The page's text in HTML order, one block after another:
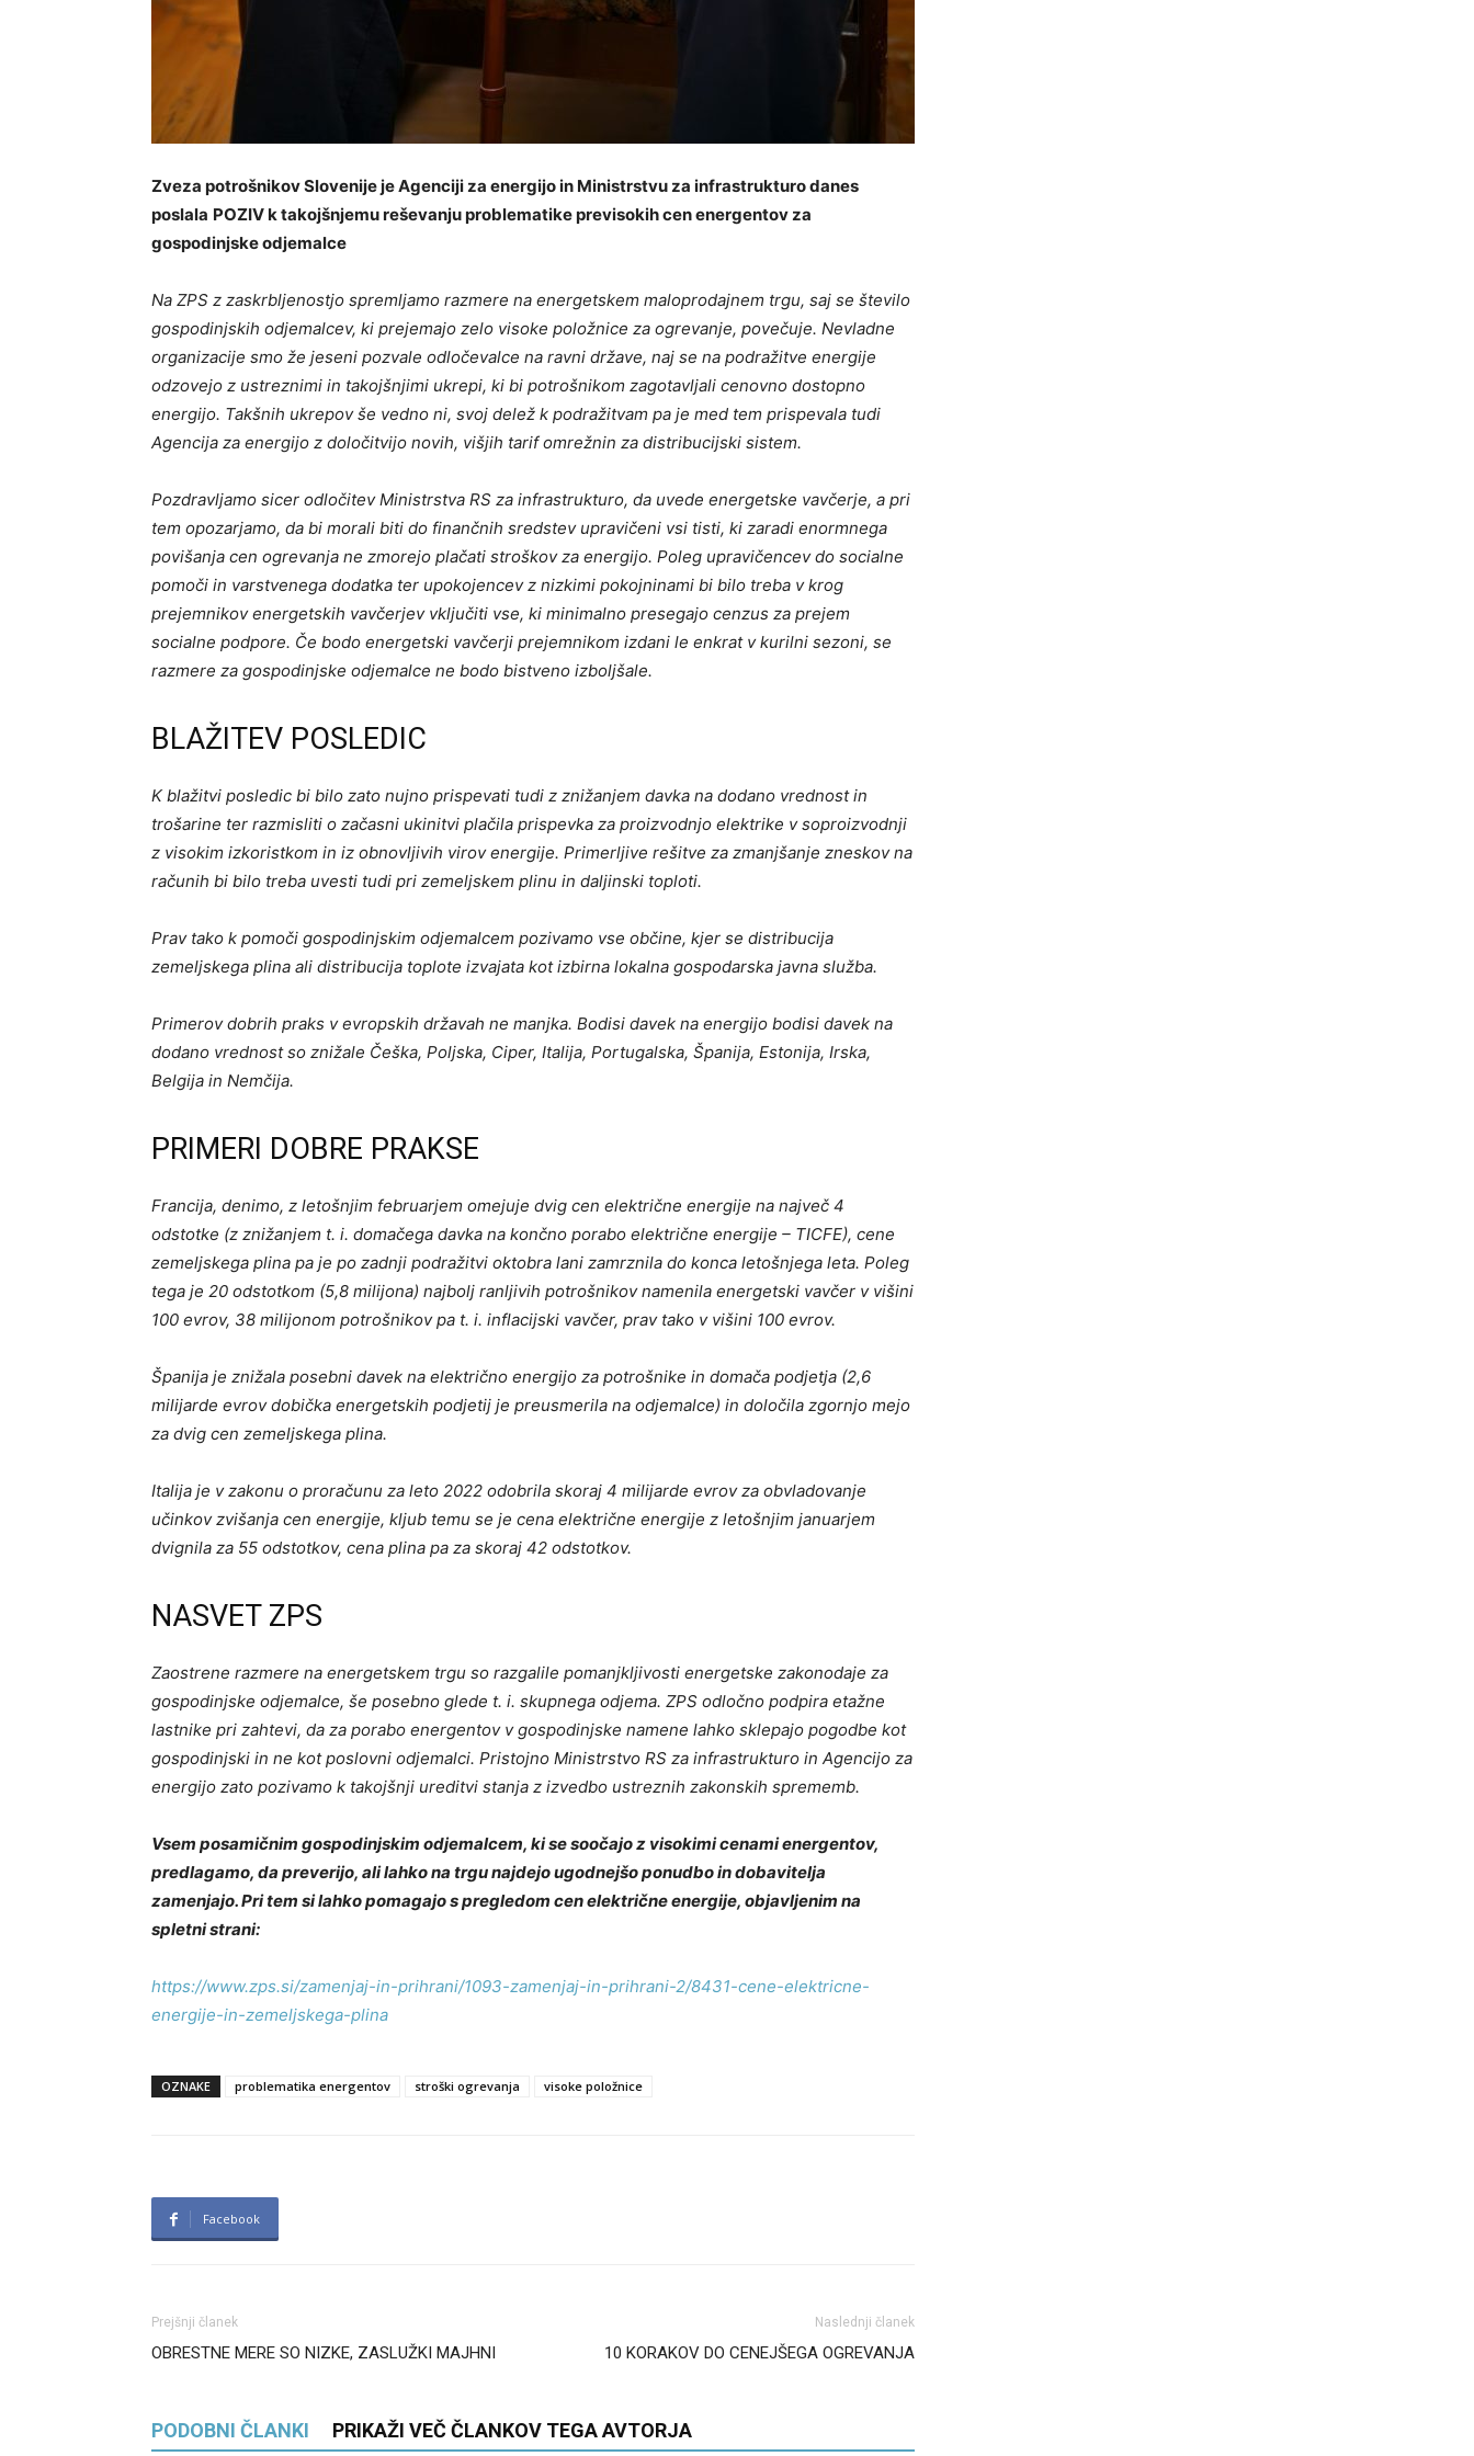
Zveza potrošnikov Slovenije je Agenciji za energijo in Ministrstvu za infrastrukturo danes
poslala POZIV k takojšnjemu reševanju problematike previsokih cen energentov za
gospodinjske odjemalce
Na ZPS z zaskrbljenostjo spremljamo razmere na energetskem maloprodajnem trgu, saj se število
gospodinjskih odjemalcev, ki prejemajo zelo visoke položnice za ogrevanje, povečuje. Nevladne
organizacije smo že jeseni pozvale odločevalce na ravni države, naj se na podražitve energije
odzovejo z ustreznimi in takojšnjimi ukrepi, ki bi potrošnikom zagotavljali cenovno dostopno
energijo. Takšnih ukrepov še vedno ni, svoj delež k podražitvam pa je med tem prispevala tudi
Agencija za energijo z določitvijo novih, višjih tarif omrežnin za distribucijski sistem.
Pozdravljamo sicer odločitev Ministrstva RS za infrastrukturo, da uvede energetske vavčerje, a pri
tem opozarjamo, da bi morali biti do finančnih sredstev upravičeni vsi tisti, ki zaradi enormnega
povišanja cen ogrevanja ne zmorejo plačati stroškov za energijo. Poleg upravičencev do socialne
pomoči in varstvenega dodatka ter upokojencev z nizkimi pokojninami bi bilo treba v krog
prejemnikov energetskih vavčerjev vključiti vse, ki minimalno presegajo cenzus za prejem
socialne podpore. Če bodo energetski vavčerji prejemnikom izdani le enkrat v kurilni sezoni, se
razmere za gospodinjske odjemalce ne bodo bistveno izboljšale.
BLAŽITEV POSLEDIC
K blažitvi posledic bi bilo zato nujno prispevati tudi z znižanjem davka na dodano vrednost in
trošarine ter razmisliti o začasni ukinitvi plačila prispevka za proizvodnjo elektrike v soproizvodnji
z visokim izkoristkom in iz obnovljivih virov energije. Primerljive rešitve za zmanjšanje zneskov na
računih bi bilo treba uvesti tudi pri zemeljskem plinu in daljinski toploti.
Prav tako k pomoči gospodinjskim odjemalcem pozivamo vse občine, kjer se distribucija
zemeljskega plina ali distribucija toplote izvajata kot izbirna lokalna gospodarska javna služba.
Primerov dobrih praks v evropskih državah ne manjka. Bodisi davek na energijo bodisi davek na
dodano vrednost so znižale Češka, Poljska, Ciper, Italija, Portugalska, Španija, Estonija, Irska,
Belgija in Nemčija.
PRIMERI DOBRE PRAKSE
Francija, denimo, z letošnjim februarjem omejuje dvig cen električne energije na največ 4
odstotke (z znižanjem t. i. domačega davka na končno porabo električne energije – TICFE), cene
zemeljskega plina pa je po zadnji podražitvi oktobra lani zamrznila do konca letošnjega leta. Poleg
tega je 20 odstotkom (5,8 milijona) najbolj ranljivih potrošnikov namenila energetski vavčer v višini
100 evrov, 38 milijonom potrošnikov pa t. i. inflacijski vavčer, prav tako v višini 100 evrov.
Španija je znižala posebni davek na električno energijo za potrošnike in domača podjetja (2,6
milijarde evrov dobička energetskih podjetij je preusmerila na odjemalce) in določila zgornjo mejo
za dvig cen zemeljskega plina.
Italija je v zakonu o proračunu za leto 2022 odobrila skoraj 4 milijarde evrov za obvladovanje
učinkov zvišanja cen energije, kljub temu se je cena električne energije z letošnjim januarjem
dvignila za 55 odstotkov, cena plina pa za skoraj 42 odstotkov.
NASVET ZPS
Zaostrene razmere na energetskem trgu so razgalile pomanjkljivosti energetske zakonodaje za
gospodinjske odjemalce, še posebno glede t. i. skupnega odjema. ZPS odločno podpira etažne
lastnike pri zahtevi, da za porabo energentov v gospodinjske namene lahko sklepajo pogodbe kot
gospodinjski in ne kot poslovni odjemalci. Pristojno Ministrstvo RS za infrastrukturo in Agencijo za
energijo zato pozivamo k takojšnji ureditvi stanja z izvedbo ustreznih zakonskih sprememb.
Vsem posamičnim gospodinjskim odjemalcem, ki se soočajo z visokimi cenami energentov,
predlagamo, da preverijo, ali lahko na trgu najdejo ugodnejšo ponudbo in dobavitelja
zamenjajo. Pri tem si lahko pomagajo s pregledom cen električne energije, objavljenim na
spletni strani:
https://www.zps.si/zamenjaj-in-prihrani/1093-zamenjaj-in-prihrani-2/8431-cene-elektricne-
energije-in-zemeljskega-plina
OZNAKE problematika energentov stroški ogrevanja visoke položnice
Facebook
Prejšnji članek
OBRESTNE MERE SO NIZKE, ZASLUŽKI MAJHNI
Naslednji članek
10 KORAKOV DO CENEJŠEGA OGREVANJA
PODOBNI ČLANKI PRIKAŽI VEČ ČLANKOV TEGA AVTORJA